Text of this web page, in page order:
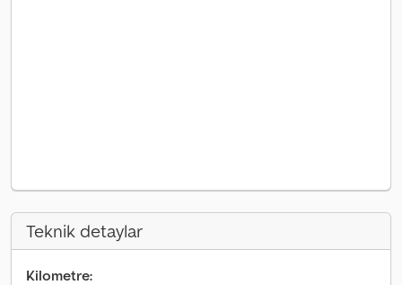
Teknik detaylar
Kilometre: